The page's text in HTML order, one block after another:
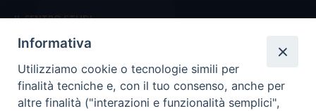
IL CENTRO STUDI
La nostra storia
Statuto
Presidenza e ufficio presidenza
Informativa
Utilizziamo cookie o tecnologie simili per
finalità tecniche e, con il tuo consenso, anche per
altre finalità ("interazioni e funzionalità semplici",